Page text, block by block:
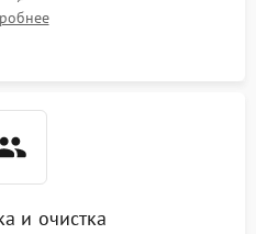
тока с помощью
для локализации проблемы.
и очистка